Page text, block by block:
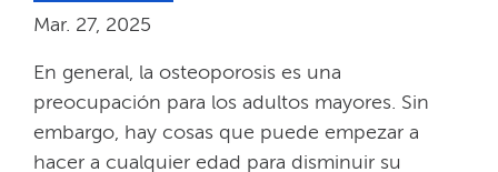
Mar. 27, 2025​​
En general, la osteoporosis es una
preocupación para los adultos mayores. Sin
embargo, hay cosas que puede empezar a
hacer a cualquier edad para disminuir su